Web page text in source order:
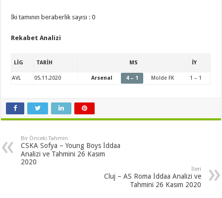
İki tamının beraberlik sayısı : 0
Rekabet Analizi
LİG TARİH MS İY
AVL 05.11.2020 Arsenal 4 – 1 Molde FK 1 – 1
Bir Önceki Tahmin
CSKA Sofya – Young Boys İddaa
Analizi ve Tahmini 26 Kasım
2020
İleri
Cluj – AS Roma İddaa Analizi ve
Tahmini 26 Kasım 2020